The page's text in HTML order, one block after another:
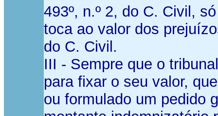
493º, n.º 2, do C. Civil,
toca ao valor dos
do C. Civil.
III - Sempre que o
para fixar o seu valor,
ou formulado um pedido